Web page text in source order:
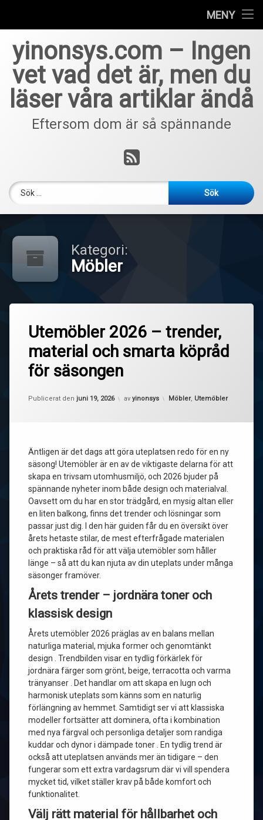
MENY
innehåll
yinonsys.com – Ingen
vet vad det är, men du
läser våra artiklar ändå
Eftersom dom är så spännande
RSS
Kategori:
Möbler
Utemöbler 2026 – trender,
material och smarta köpråd
för säsongen
Publicerat den juni 19, 2026
Uppdaterad denjuni 23, 2026
av yinonsys Kategorier:
Möbler, Utemöbler
Äntligen är det dags att göra uteplatsen redo för en ny
säsong! Utemöbler är en av de viktigaste delarna för att
skapa en trivsam utomhusmiljö, och 2026 bjuder på
spännande nyheter inom både design och materialval.
Oavsett om du har en stor trädgård, en mysig altan eller
en liten balkong, finns det trender och lösningar som
passar just dig. I den här guiden får du en översikt över
årets hetaste stilar, de mest efterfrågade materialen
och praktiska råd för att välja utemöbler som håller
länge – så att du kan njuta av din uteplats under många
säsonger framöver.
Årets trender – jordnära toner och
klassisk design
Årets utemöbler 2026 präglas av en balans mellan
naturliga material, mjuka former och genomtänkt
design . Trendbilden visar en tydlig förkärlek för
jordnära färger som grönt, beige, terracotta och varma
tränyanser . Det handlar om att skapa en lugn och
harmonisk uteplats som känns som en naturlig
förlängning av hemmet. Samtidigt ser vi att klassiska
modeller fortsätter att dominera, ofta i kombination
med nya färgval och personliga detaljer som randiga
kuddar och dynor i dämpade toner . En tydlig trend är
också att uteplatsen används mer än tidigare – den
fungerar som ett extra vardagsrum där vi vill spendera
mycket tid, vilket ställer krav på både komfort och
funktionalitet.
Välj rätt material för hållbarhet och